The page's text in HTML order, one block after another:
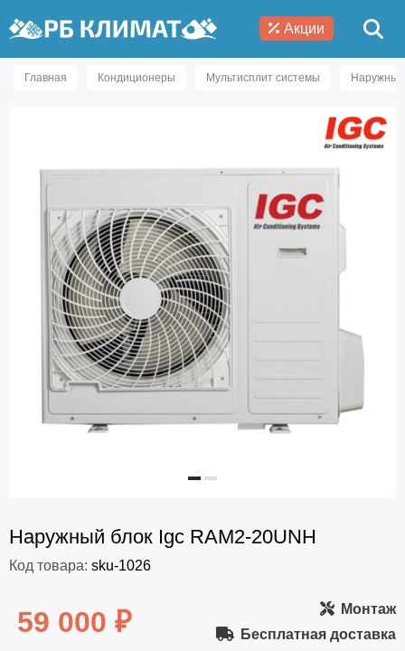
Акции
Главная Кондиционеры Мультисплит системы Наружные
Наружный блок Igc RAM2-20UNH
Код товара: sku-1026
59 000 ₽
Монтаж
Бесплатная доставка